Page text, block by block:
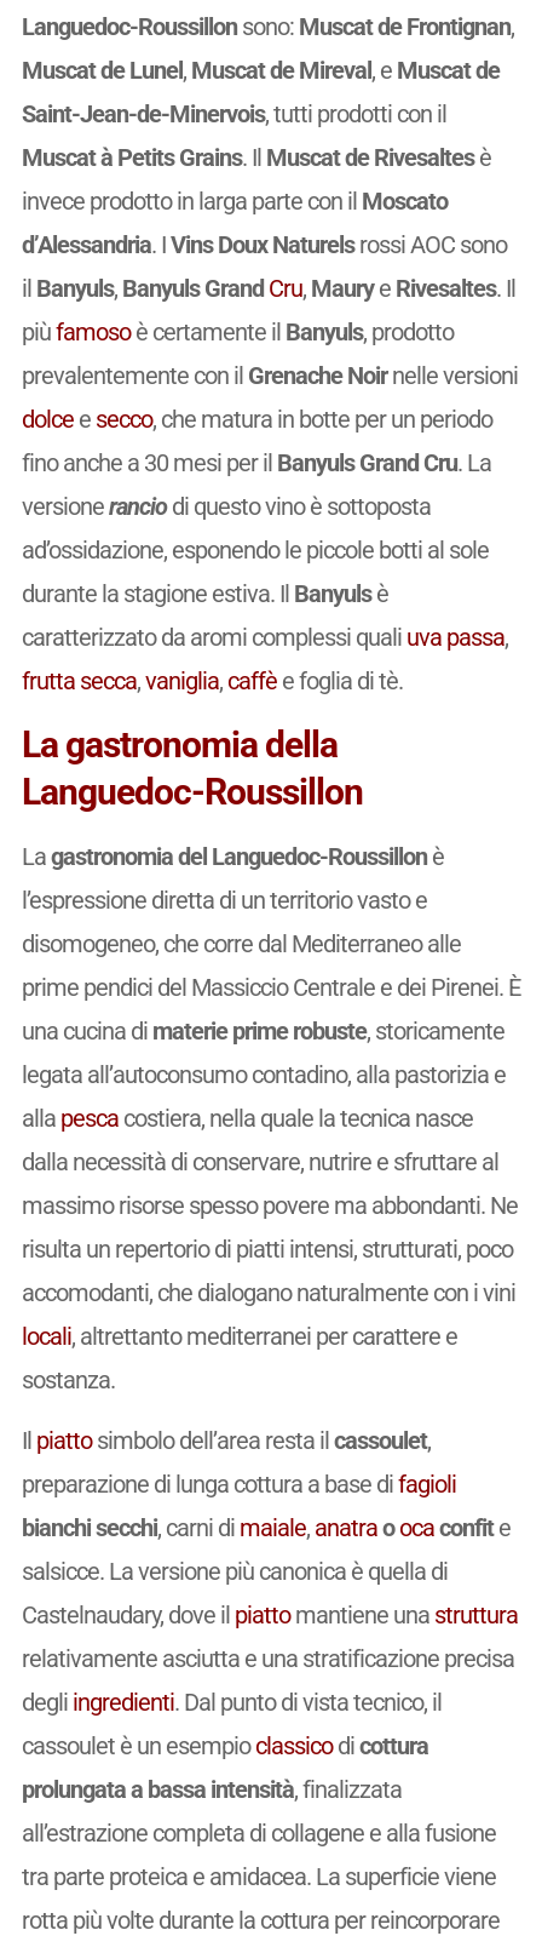
Languedoc-Roussillonsono: Muscat de Frontignan,
Muscat de Lunel, Muscat de Mireval, e Muscat de
Saint-Jean-de-Minervois, tutti prodotti con il
Muscat à Petits Grains. Il Muscat de Rivesaltesè
invece prodotto in larga parte con il Moscato
d’Alessandria. IVins Doux Naturelsrossi AOC sono
il Banyuls, Banyuls GrandCru, Maurye Rivesaltes. Il
piùfamosoè certamente il Banyuls, prodotto
prevalentemente con ilGrenache Noirnelle versioni
dolcee secco, che matura in botte per un periodo
fino anche a 30 mesi per ilBanyuls Grand Cru. La
versioneranciodi questo vino è sottoposta
ad’ossidazione, esponendo le piccole botti al sole
durante la stagione estiva. Il Banyulsè
caratterizzato da aromi complessi quali uva passa,
frutta secca,vaniglia, caffèe foglia di tè.
La gastronomia della
Languedoc-Roussillon
Lagastronomia del Languedoc-Roussillonè
l’espressione diretta di un territorio vasto e
disomogeneo, che corre dal Mediterraneo alle
prime pendici del Massiccio Centrale e dei Pirenei. È
una cucina di materie prime robuste, storicamente
legata all’autoconsumo contadino, alla pastorizia e
alla pescacostiera, nella quale la tecnica nasce
dalla necessità di conservare, nutrire e sfruttare al
massimo risorse spesso povere ma abbondanti. Ne
risulta un repertorio di piatti intensi, strutturati, poco
accomodanti, che dialogano naturalmente con i vini
locali, altrettanto mediterranei per carattere e
sostanza.
Il piattosimbolo dell’area resta ilcassoulet,
preparazione di lunga cottura a base difagioli
bianchi secchi, carni di maiale, anatraoocaconfite
salsicce. La versione più canonica è quella di
Castelnaudary, dove il piattomantiene una struttura
relativamente asciutta e una stratificazione precisa
degli ingredienti. Dal punto di vista tecnico, il
cassoulet è un esempioclassicodicottura
prolungata a bassa intensità, finalizzata
all’estrazione completa di collagene e alla fusione
tra parte proteica e amidacea. La superficie viene
rotta più volte durante la cottura per reincorporare
La Geografia del Vino nel Mondo, con le
cartine dettagliate delle zone
vinicole dei Paesi produttori, la storia della
viticoltura, i vitigni e i vini.
Entra a far parte
della nostra community!
Crea subito il tuo account
cancella quando vuoi
Login with
Login withGoogle
Login con e-mail